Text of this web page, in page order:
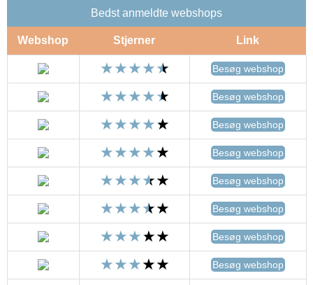
Bedst anmeldte webshops
Webshop Stjerner Link
Besøg webshop
Besøg webshop
Besøg webshop
Besøg webshop
Besøg webshop
Besøg webshop
Besøg webshop
Besøg webshop